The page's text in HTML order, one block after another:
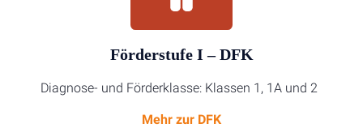
Förderstufe I – DFK
Diagnose- und Förderklasse: Klassen 1, 1A und 2
Mehr zur DFK